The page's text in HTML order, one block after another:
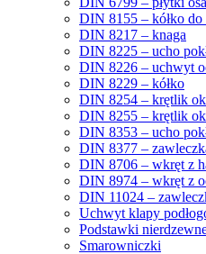
DIN 8155 – kółko
DIN 8217 – knaga
DIN 8225 – ucho
DIN 8226 – uchwyt
DIN 8229 – kółko
DIN 8254 – krętlik
DIN 8255 – krętlik
DIN 8353 – ucho
DIN 8377 –
DIN 8706 – wkręt z
DIN 8974 – wkręt z
DIN 11024 –
Uchwyt klapy
Podstawki
Smarowniczki